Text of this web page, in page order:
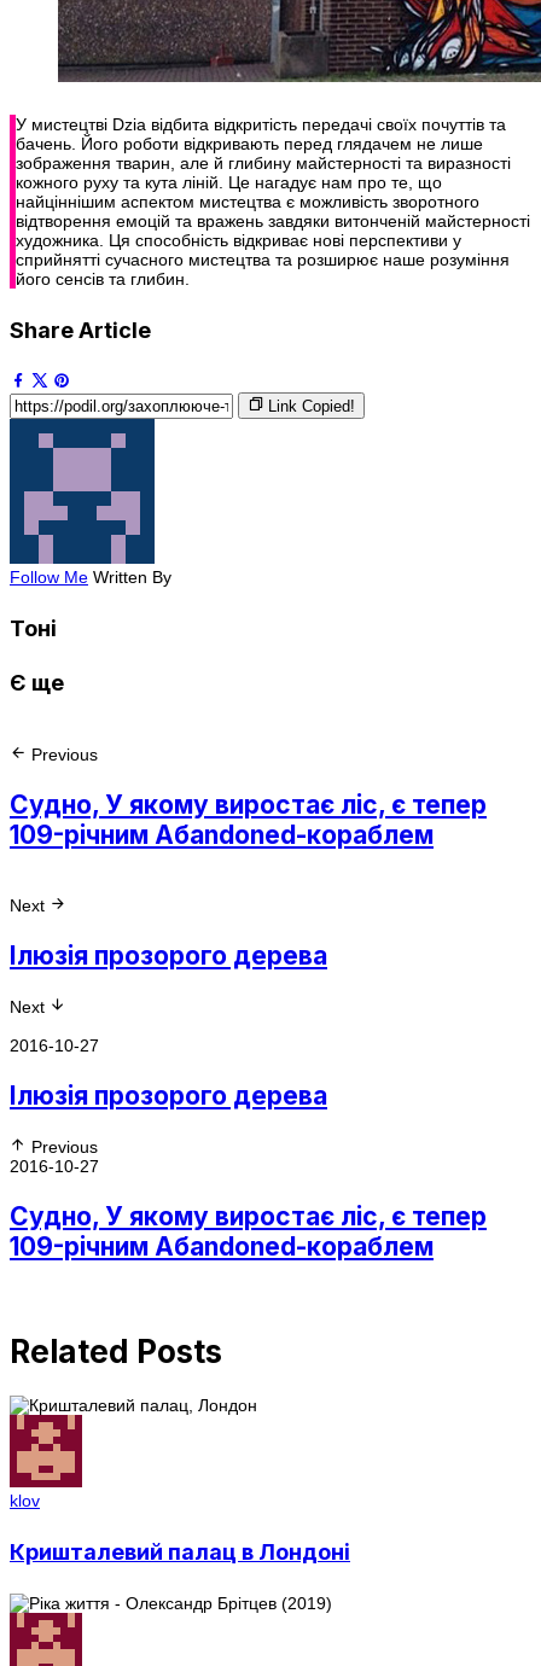
У мистецтві Dzia відбита відкритість передачі своїх почуттів та
бачень. Його роботи відкривають перед глядачем не лише
зображення тварин, але й глибину майстерності та виразності
кожного руху та кута ліній. Це нагадує нам про те, що
найціннішим аспектом мистецтва є можливість зворотного
відтворення емоцій та вражень завдяки витонченій майстерності
художника. Ця способність відкриває нові перспективи у
сприйнятті сучасного мистецтва та розширює наше розуміння
його сенсів та глибин.
Share Article
Link Copied!
Follow Me Written By
Тоні
Є ще
Previous
Судно, У якому виростає ліс, є тепер
109-річним Абandoned-кораблем
Next
Ілюзія прозорого дерева
Next
2016-10-27
Ілюзія прозорого дерева
Previous
2016-10-27
Судно, У якому виростає ліс, є тепер
109-річним Абandoned-кораблем
Related Posts
klov
Кришталевий палац в Лондоні